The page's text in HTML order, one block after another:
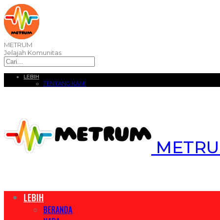
METRUM
Jelajah Komunitas
LEBIH
TENTANG KAMI
LEBIH
BERANDA